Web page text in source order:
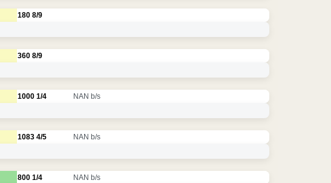
180 8/9
360 8/9
1000 1/4 NAN b/s
1083 4/5 NAN b/s
800 1/4 NAN b/s